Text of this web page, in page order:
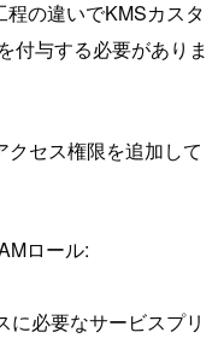
の違いでKMSカスタ
付与する必要がありま
セス権限を追加して
ロール:
に必要なサービスプリ